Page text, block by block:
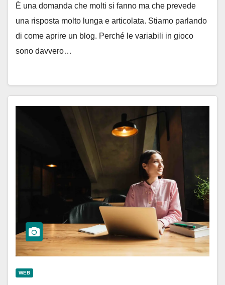
È una domanda che molti si fanno ma che prevede
una risposta molto lunga e articolata. Stiamo parlando
di come aprire un blog. Perché le variabili in gioco
sono davvero…
WEB